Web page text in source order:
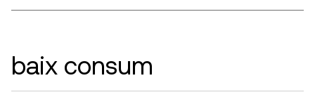
baix consum